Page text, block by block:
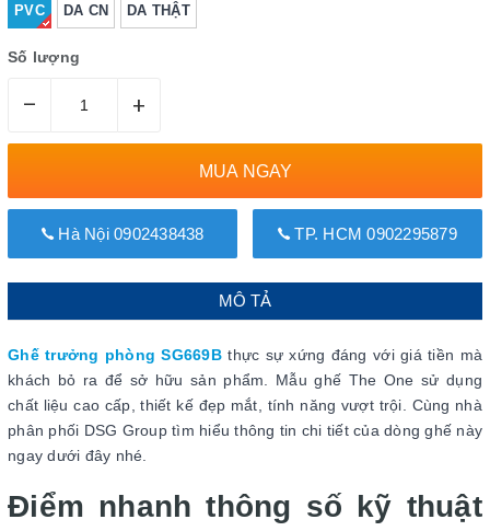
PVC DA CN DA THẬT
Số lượng
– +
MUA NGAY
Hà Nội 0902438438 TP. HCM 0902295879
MÔ TẢ
Ghế trưởng phòng SG669Bthực sự xứng đáng với giá tiền mà
khách bỏ ra để sở hữu sản phẩm. Mẫu ghế The One sử dụng
chất liệu cao cấp, thiết kế đẹp mắt, tính năng vượt trội. Cùng nhà
phân phối DSG Group tìm hiểu thông tin chi tiết của dòng ghế này
ngay dưới đây nhé.
Điểm nhanh thông số kỹ thuật